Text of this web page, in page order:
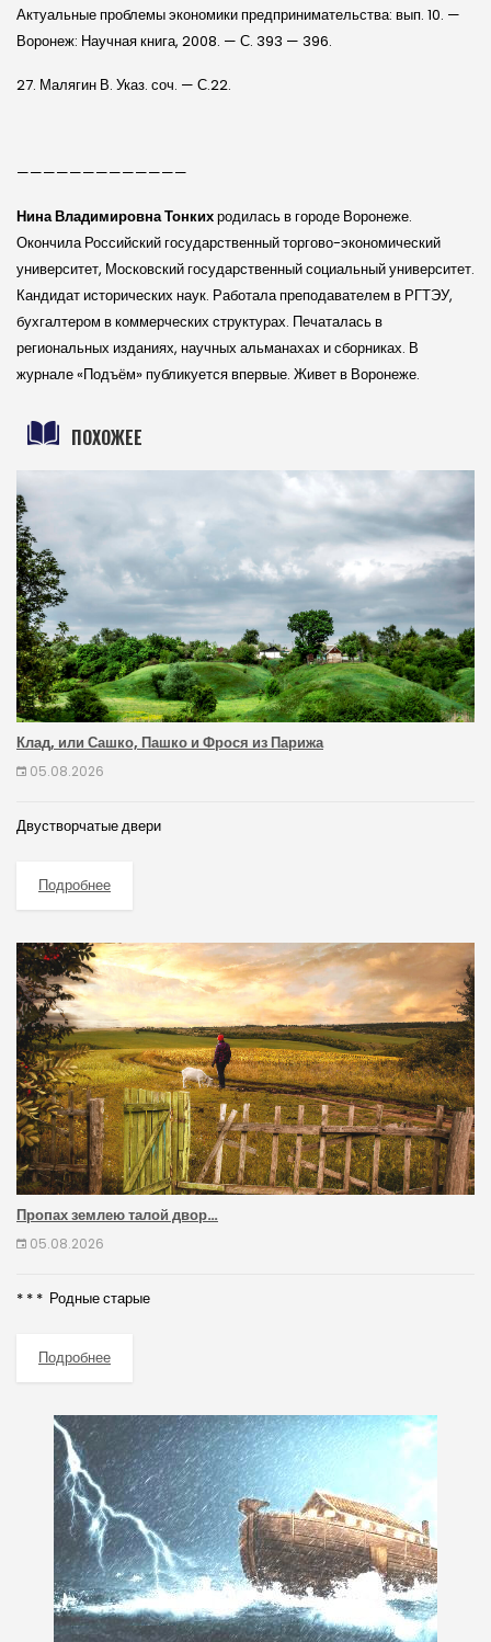
Актуальные проблемы экономики предпринимательства: вып. 10. —
Воронеж: Научная книга, 2008. — С. 393 — 396.
27. Малягин В. Указ. соч. — С.22.
—————————————
Нина Владимировна Тон­кихродилась в городе Воронеже.
Окончила Российский государственный торгово-экономический
университет, Московский государственный социальный университет.
Кандидат исторических наук. Работала преподавателем в РГТЭУ,
бухгалтером в коммерческих структурах. Печаталась в
региональных изданиях, научных альманахах и сборниках. В
журнале «Подъ­ём» публикуется впер­вые. Живет в Воро­неже.
ПОХОЖЕЕ
Клад, или Сашко, Пашко и Фрося из Парижа
05.08.2026
Двустворчатые двери
Подробнее
Пропах землею талой двор…
05.08.2026
* * * Родные старые
Подробнее